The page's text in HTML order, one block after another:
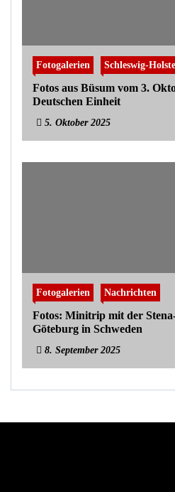
Fotogalerien Schleswig-
Fotos aus Büsum vom 3.
Deutschen Einheit
5. Oktober 2025
Fotogalerien Nachrichten
Fotos: Minitrip mit der
Göteburg in Schweden
8. September 2025